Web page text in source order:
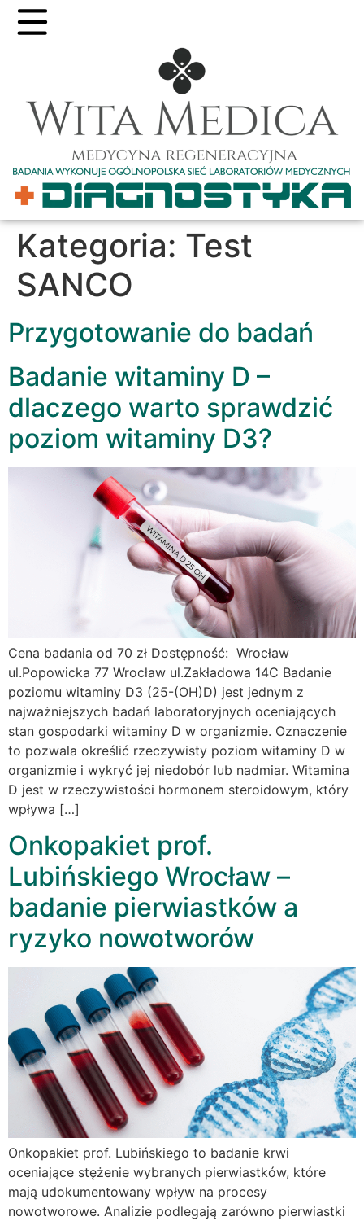
Kategoria: Test
SANCO
Przygotowanie do badań
Badanie witaminy D –
dlaczego warto sprawdzić
poziom witaminy D3?
Cena badania od 70 zł Dostępność: Wrocław
ul.Popowicka 77 Wrocław ul.Zakładowa 14C Badanie
poziomu witaminy D3 (25-(OH)D) jest jednym z
najważniejszych badań laboratoryjnych oceniających
stan gospodarki witaminy D w organizmie. Oznaczenie
to pozwala określić rzeczywisty poziom witaminy D w
organizmie i wykryć jej niedobór lub nadmiar. Witamina
D jest w rzeczywistości hormonem steroidowym, który
wpływa […]
Onkopakiet prof.
Lubińskiego Wrocław –
badanie pierwiastków a
ryzyko nowotworów
Onkopakiet prof. Lubińskiego to badanie krwi
oceniające stężenie wybranych pierwiastków, które
mają udokumentowany wpływ na procesy
nowotworowe. Analizie podlegają zarówno pierwiastki